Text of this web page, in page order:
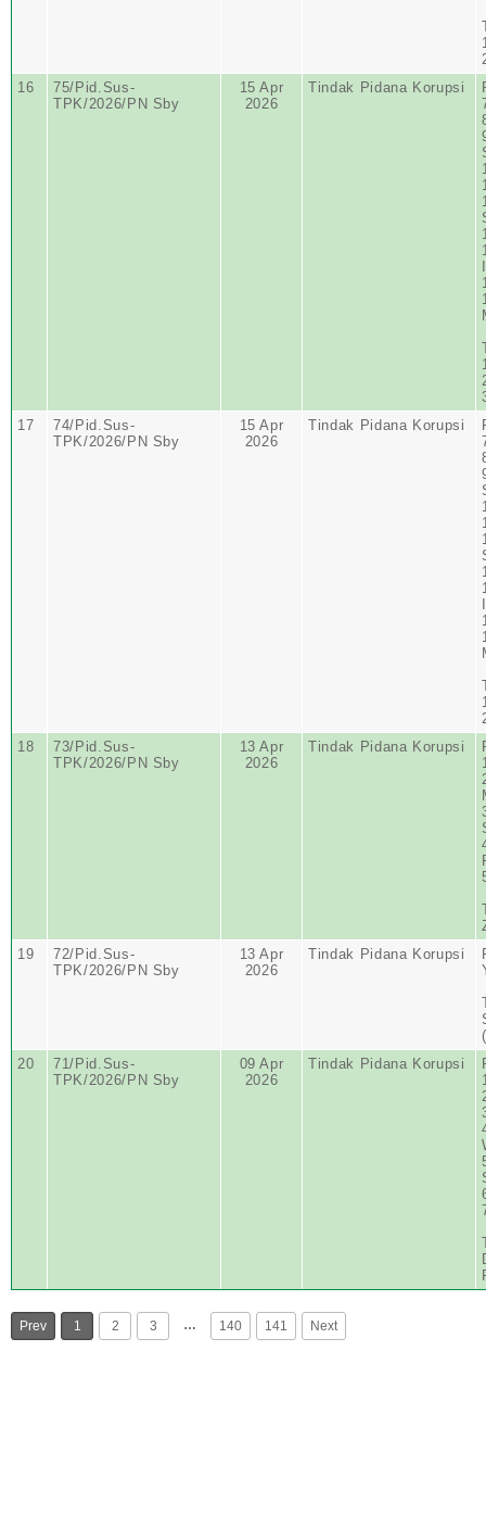
16
75/Pid.Sus-
TPK/2026/PN Sby
15 Apr
2026
Tindak Pidana Korupsi
17
74/Pid.Sus-
TPK/2026/PN Sby
15 Apr
2026
Tindak Pidana Korupsi
18
73/Pid.Sus-
TPK/2026/PN Sby
13 Apr
2026
Tindak Pidana Korupsi
19
72/Pid.Sus-
TPK/2026/PN Sby
13 Apr
2026
Tindak Pidana Korupsi
20
71/Pid.Sus-
TPK/2026/PN Sby
09 Apr
2026
Tindak Pidana Korupsi
Prev 1 2 3 … 140 141 Next